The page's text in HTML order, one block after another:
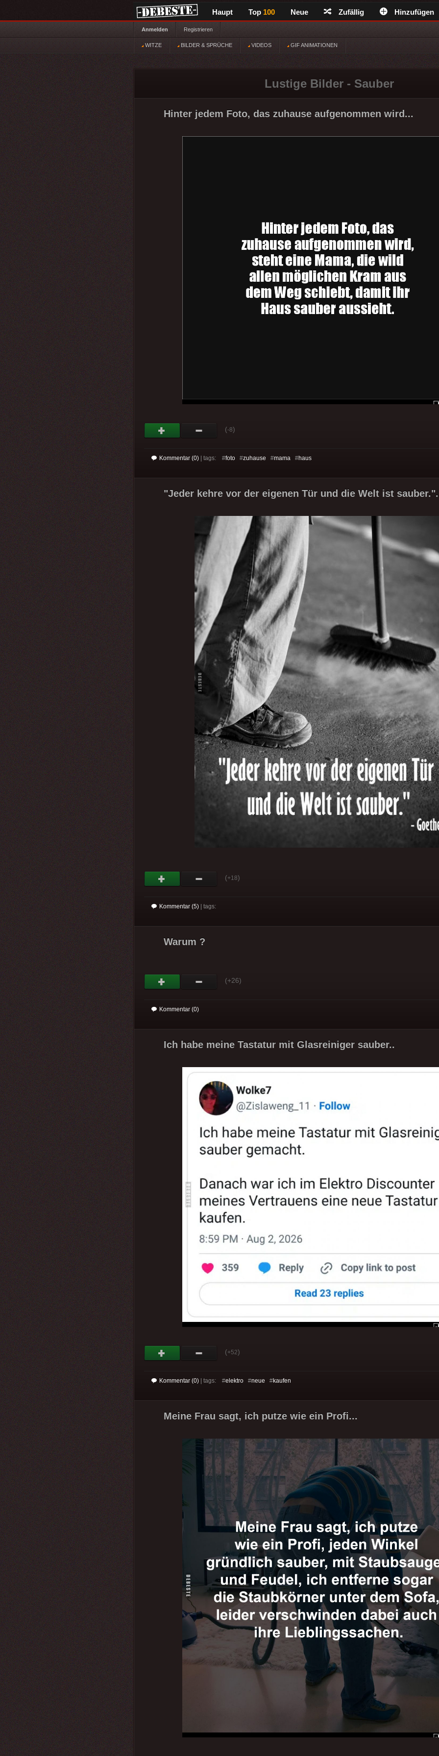
Haupt Top 100 Neue Zufällig Hinzufügen
Anmelden Registrieren
WITZE BILDER & SPRÜCHE VIDEOS GIF ANIMATIONEN
Lustige Bilder - Sauber
Hinter jedem Foto, das zuhause aufgenommen wird...
(-8)
Kommentar (0) | tags: #foto #zuhause #mama #haus
"Jeder kehre vor der eigenen Tür und die Welt ist
(+18)
Kommentar (5) | tags:
Warum ?
(+26)
Kommentar (0)
Ich habe meine Tastatur mit Glasreiniger sauber..
(+52)
Kommentar (0) | tags: #elektro #neue #kaufen
Meine Frau sagt, ich putze wie ein Profi...